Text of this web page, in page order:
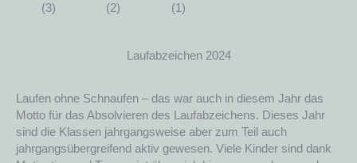
Laufabzeichen 2024
Laufen ohne Schnaufen – das war auch in diesem Jahr das
Motto für das Absolvieren des Laufabzeichens. Dieses Jahr
sind die Klassen jahrgangsweise aber zum Teil auch
jahrgangsübergreifend aktiv gewesen. Viele Kinder sind dank